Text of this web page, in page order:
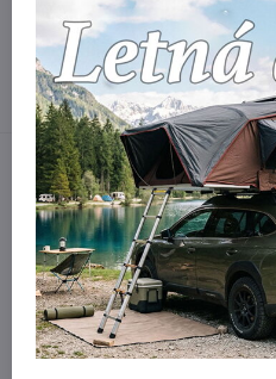
obchod​@northline​.sk